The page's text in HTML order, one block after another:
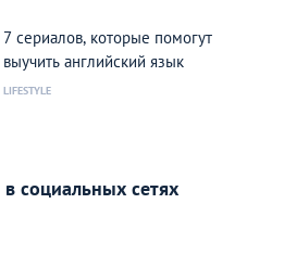
7 сериалов, которые помогут
выучить английский язык
LIFESTYLE
социальных сетях